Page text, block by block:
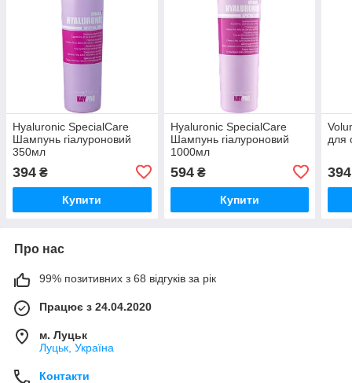
Hyaluronic SpecialCare
Шампунь гіалуроновий
350мл
394 ₴
Купити
Hyaluronic SpecialCare
Шампунь гіалуроновий
1000мл
594₴
Купити
для
394
Про нас
99% позитивних з 68 відгуків за рік
Працює з 24.04.2020
м. Луцьк
Луцьк, Україна
Контакти